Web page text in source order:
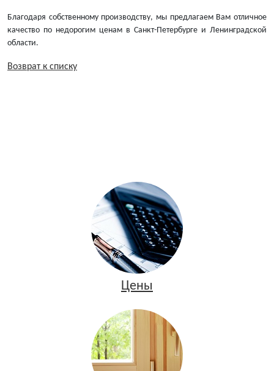
Благодаря собственному производству, мы предлагаем Вам отличное
качество по недорогим ценам в Санкт-Петербурге и Ленинградской
области.
Возврат к списку
Цены